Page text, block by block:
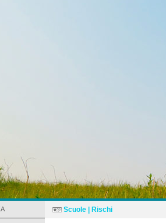
Scuole | Rischi